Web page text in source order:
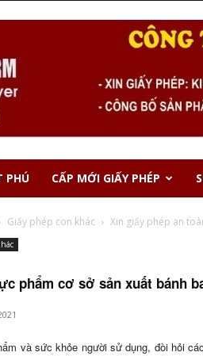
PHÚ CẤP MỚI GIẤY PHÉP
Giấy phép con khác Xin giấy phép an
phẩm cơ sở sản xuất bánh
và sức khỏe người sử dụng, đòi hỏi